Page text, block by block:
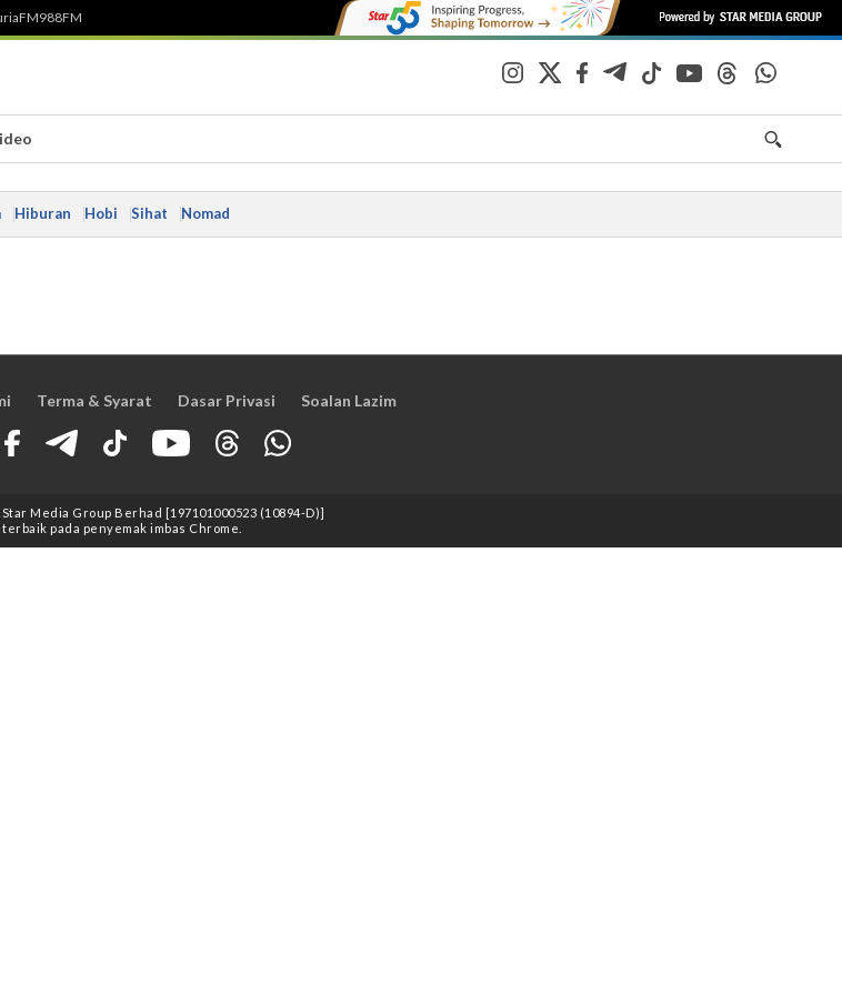
988FM
Hiburan Hobi Sihat Nomad
Terma & Syarat Dasar Privasi Soalan Lazim
Star Media Group Berhad [197101000523 (10894-D)]
terbaik pada penyemak imbas Chrome.